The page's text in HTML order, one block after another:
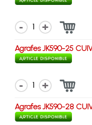
1
Agrafes JK590-25
1
Agrafes JK590-28